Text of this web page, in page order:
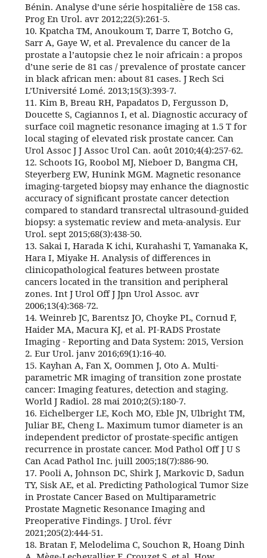
Bénin. Analyse d’une série hospitalière de 158 cas.
Prog En Urol. avr 2012;22(5):261‑5.
10. Kpatcha TM, Anoukoum T, Darre T, Botcho G,
Sarr A, Gaye W, et al. Prevalence du cancer de la
prostate a l’autopsie chez le noir africain : a propos
d’une serie de 81 cas / prevalence of prostate cancer
in black african men: about 81 cases. J Rech Sci
L’Université Lomé. 2013;15(3):393‑7.
11. Kim B, Breau RH, Papadatos D, Fergusson D,
Doucette S, Cagiannos I, et al. Diagnostic accuracy of
surface coil magnetic resonance imaging at 1.5 T for
local staging of elevated risk prostate cancer. Can
Urol Assoc J J Assoc Urol Can. août 2010;4(4):257‑62.
12. Schoots IG, Roobol MJ, Nieboer D, Bangma CH,
Steyerberg EW, Hunink MGM. Magnetic resonance
imaging-targeted biopsy may enhance the diagnostic
accuracy of significant prostate cancer detection
compared to standard transrectal ultrasound-guided
biopsy: a systematic review and meta-analysis. Eur
Urol. sept 2015;68(3):438‑50.
13. Sakai I, Harada K ichi, Kurahashi T, Yamanaka K,
Hara I, Miyake H. Analysis of differences in
clinicopathological features between prostate
cancers located in the transition and peripheral
zones. Int J Urol Off J Jpn Urol Assoc. avr
2006;13(4):368‑72.
14. Weinreb JC, Barentsz JO, Choyke PL, Cornud F,
Haider MA, Macura KJ, et al. PI-RADS Prostate
Imaging - Reporting and Data System: 2015, Version
2. Eur Urol. janv 2016;69(1):16‑40.
15. Kayhan A, Fan X, Oommen J, Oto A. Multi-
parametric MR imaging of transition zone prostate
cancer: Imaging features, detection and staging.
World J Radiol. 28 mai 2010;2(5):180‑7.
16. Eichelberger LE, Koch MO, Eble JN, Ulbright TM,
Juliar BE, Cheng L. Maximum tumor diameter is an
independent predictor of prostate-specific antigen
recurrence in prostate cancer. Mod Pathol Off J U S
Can Acad Pathol Inc. juill 2005;18(7):886‑90.
17. Pooli A, Johnson DC, Shirk J, Markovic D, Sadun
TY, Sisk AE, et al. Predicting Pathological Tumor Size
in Prostate Cancer Based on Multiparametric
Prostate Magnetic Resonance Imaging and
Preoperative Findings. J Urol. févr
2021;205(2):444‑51.
18. Bratan F, Melodelima C, Souchon R, Hoang Dinh